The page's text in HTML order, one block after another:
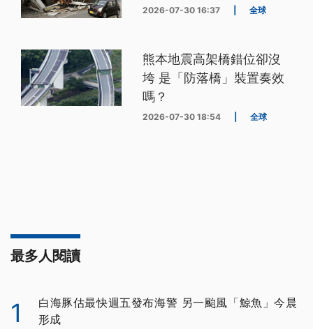
2026-07-30 16:37 全球
熊本地震高架橋錯位卻沒
垮 是「防落橋」裝置奏效
嗎？
2026-07-30 18:54 全球
最多人閱讀
1
白海豚估最快週五發布海警 另一颱風「鯨魚」今晨
形成